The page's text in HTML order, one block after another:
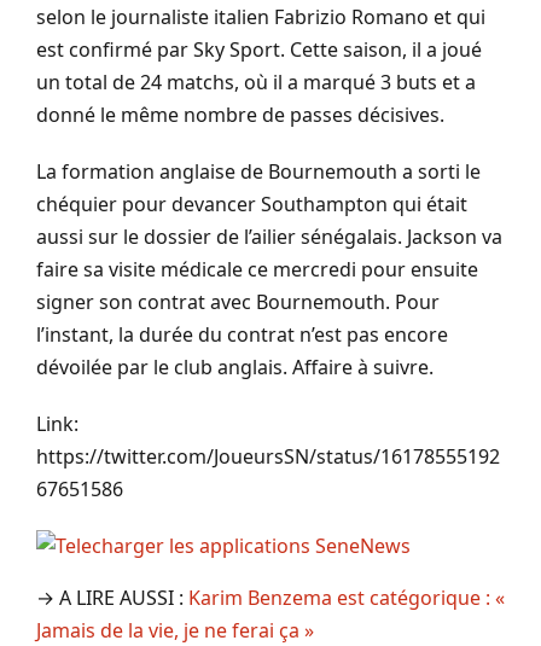
selon le journaliste italien Fabrizio Romano et qui
est confirmé par Sky Sport. Cette saison, il a joué
un total de 24 matchs, où il a marqué 3 buts et a
donné le même nombre de passes décisives.
La formation anglaise de Bournemouth a sorti le
chéquier pour devancer Southampton qui était
aussi sur le dossier de l’ailier sénégalais. Jackson va
faire sa visite médicale ce mercredi pour ensuite
signer son contrat avec Bournemouth. Pour
l’instant, la durée du contrat n’est pas encore
dévoilée par le club anglais. Affaire à suivre.
Link:
https://twitter.com/JoueursSN/status/16178555192
67651586
→ A LIRE AUSSI : Karim Benzema est catégorique : «
Jamais de la vie, je ne ferai ça »